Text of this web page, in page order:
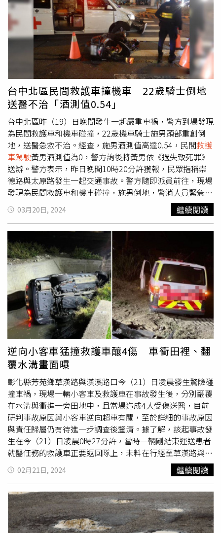
知，這名救護車的駕駛是今年4月才被派到該消防站，音次
對當地道路還不熟悉，而消防局局長為此向死者家屬道歉，
承諾將徹底檢討，以防類似情況再度發生。除此之外，院方
表示，尚不清楚延誤到院是否造成延誤就醫，目前仍在調查
中，另外，當地警方也表示，有關當局已成立審查委員會，
針對這起事件展開查。80多歲婦女前往醫院途中，因新手司
機開錯路正常約3分鐘車程，卻花費13分鐘左右才抵達醫
院，造成婦女到院前已心肺停止身亡。（圖／翻攝自X）
台中北區民間救護車撞機車 22歲騎士倒地
送醫不治「酒測值0.54」
台中北區昨（19）日晚間發生一起嚴重車禍，警方到場發現
為民間救護車和機車碰撞，22歲機車騎士施男頭部重創倒
地，送醫急救不治。經查，施男酒測值高達0.54，民間救護
車駕駛黃男酒測值為0，警方詢後將黃男依《過失致死罪》
送辦。警方表示，昨日晚間10時20分許獲報，民眾指稱崇
德路與太原路發生一起交通事故。警方隨即派員前往，現場
發現為民間救護車和機車碰撞，施男倒地，警消人員緊急將
他送醫，搶救後仍因傷重宣告不治。初步調查，車禍當時施
男騎乘機車沿沿太原路三段直行，黃男則駕駛民間救護沿崇
德路一段、由進化北路往漢口路方向直行，期間鳴警報器並
且開啟警示燈，要將醫院治療完畢之傷患載回住處，未料在
路口發生車禍。警方對2名駕駛進行酒測，
救護車駕駛
酒測值為0，機車駕駛施男抽血酒精值0.54明顯超過法定標
準值。警詢後，將黃男依《過失致死罪》送辦，警方已調閱
路口監視器還原事發經過，釐清詳細事故原因。
03月20日, 2024 繼續閱讀
逆向小客車猛撞救護車釀4傷 車衝田裡、翻
覆水溝畫面曝
彰化縣芳苑鄉草漢路與漢溪路口今（21）日凌晨發生驚險碰
撞車禍，現場一輛小客車及救護車在事故發生後，分別翻覆
在水溝與衝進一旁田地中，且當場造成4人受傷送醫，目前
研判事故原因與小客車逆向超車有關，至於詳細的事故原因
與責任歸屬仍有待進一步調查後釐清。據了解，該起事故發
生在今（21）日凌晨0時27分許，當時一輛剛結束運送患者
就醫任務的救護車正要返回隊上，未料在行經至草漢路與漢
溪路口時，卻遭到一台突然衝出的小客車猛撞，導致該輛救
護車當場衝進路旁田地中，且造成車上包括二林派出所員
警、救護人員及救護車駕駛等3人受傷，而另輛小客車則是
翻落水溝中，且車內駕駛亦受有些許傷勢。警方調查後指
出，事發當時由29歲洪男所駕駛的救護車正由北往南行駛在
草漢路上，隨後在行經至設有閃燈號誌的路口時，才遭到疑
02月21日, 2024 繼續閱讀